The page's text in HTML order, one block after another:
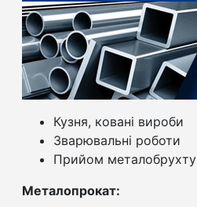
Кузня, ковані вироби
Зварювальні роботи
Прийом металобрухту
Металопрокат: